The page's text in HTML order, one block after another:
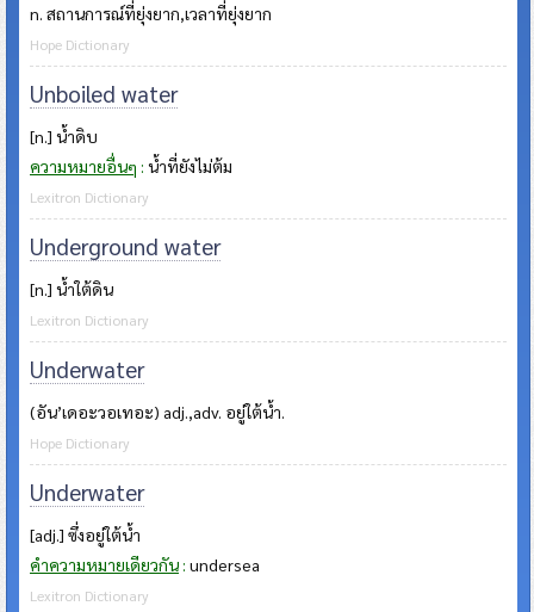
n. สถานการณ์ที่ยุ่งยาก,เวลาที่ยุ่งยาก
Hope Dictionary
Unboiled water
[n.] น้ำดิบ
ความหมายอื่นๆ : น้ำที่ยังไม่ต้ม
Lexitron Dictionary
Underground water
[n.] น้ำใต้ดิน
Lexitron Dictionary
Underwater
(อัน’เดอะวอเทอะ) adj.,adv. อยู่ใต้น้ำ.
Hope Dictionary
Underwater
[adj.] ซึ่งอยู่ใต้น้ำ
คำความหมายเดียวกัน : undersea
Lexitron Dictionary